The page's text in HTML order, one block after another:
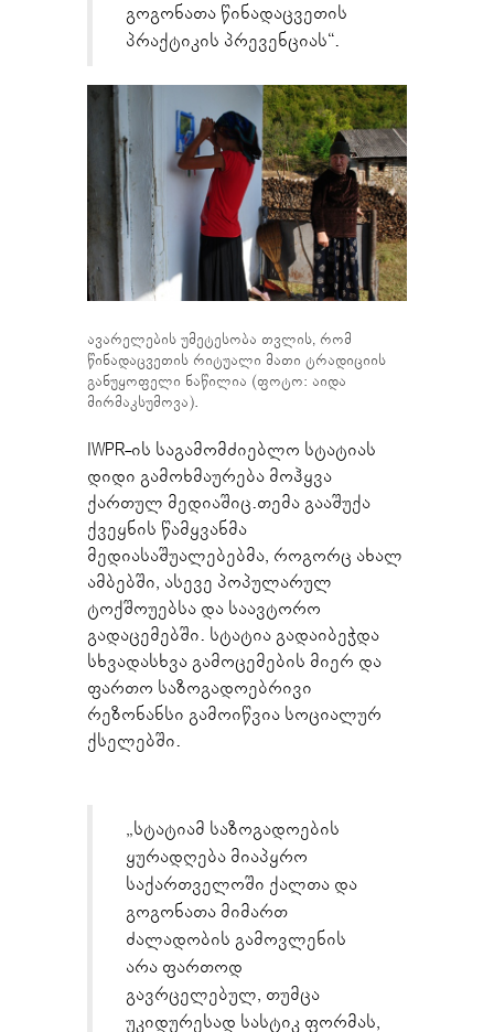
გოგონათა წინადაცვეთის
პრაქტიკის პრევენციას“.
ავარელების უმეტესობა თვლის, რომ
წინადაცვეთის რიტუალი მათი ტრადიციის
განუყოფელი ნაწილია (ფოტო: აიდა
მირმაკსუმოვა).
IWPR-ის საგამომძიებლო სტატიას
დიდი გამოხმაურება მოჰყვა
ქართულ მედიაშიც.თემა გააშუქა
ქვეყნის წამყვანმა
მედიასაშუალებებმა, როგორც ახალ
ამბებში, ასევე პოპულარულ
ტოქშოუებსა და საავტორო
გადაცემებში. სტატია გადაიბეჭდა
სხვადასხვა გამოცემების მიერ და
ფართო საზოგადოებრივი
რეზონანსი გამოიწვია სოციალურ
ქსელებში.
„სტატიამ საზოგადოების
ყურადღება მიაპყრო
საქართველოში ქალთა და
გოგონათა მიმართ
ძალადობის გამოვლენის
არა ფართოდ
გავრცელებულ, თუმცა
უკიდურესად სასტიკ ფორმას,